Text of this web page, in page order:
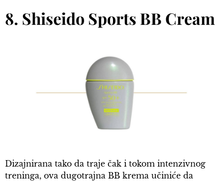
8. Shiseido Sports BB Cream
Dizajnirana tako da traje čak i tokom intenzivnog
treninga, ova dugotrajna BB krema učiniće da